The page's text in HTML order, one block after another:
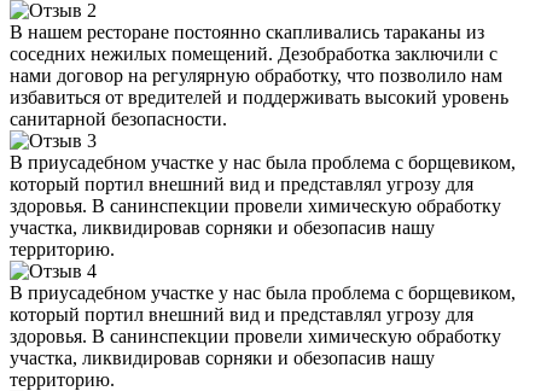
В нашем ресторане постоянно скапливались тараканы из
соседних нежилых помещений. Дезобработка заключили с
нами договор на регулярную обработку, что позволило нам
избавиться от вредителей и поддерживать высокий уровень
санитарной безопасности.
В приусадебном участке у нас была проблема с борщевиком,
который портил внешний вид и представлял угрозу для
здоровья. В санинспекции провели химическую обработку
участка, ликвидировав сорняки и обезопасив нашу
территорию.
В приусадебном участке у нас была проблема с борщевиком,
который портил внешний вид и представлял угрозу для
здоровья. В санинспекции провели химическую обработку
участка, ликвидировав сорняки и обезопасив нашу
территорию.